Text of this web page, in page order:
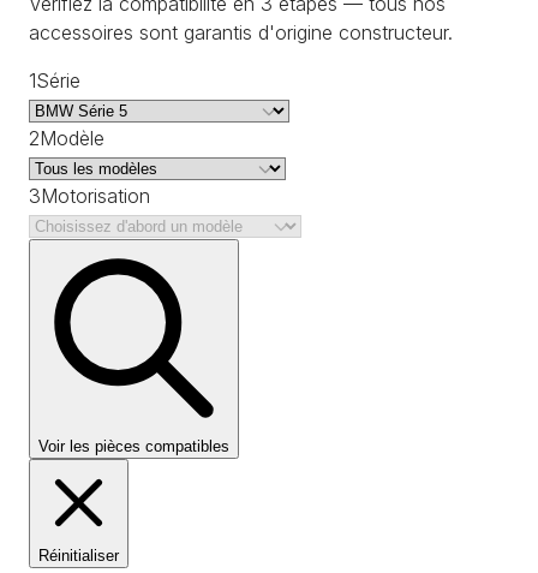
accessoires sont garantis d'origine constructeur.
1Série
2Modèle
3Motorisation
Voir les pièces compatibles
Réinitialiser